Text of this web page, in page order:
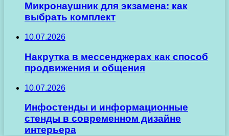
Микронаушник для экзамена: как
выбрать комплект
10.07.2026
Накрутка в мессенджерах как способ
продвижения и общения
10.07.2026
Инфостенды и информационные
стенды в современном дизайне
интерьера